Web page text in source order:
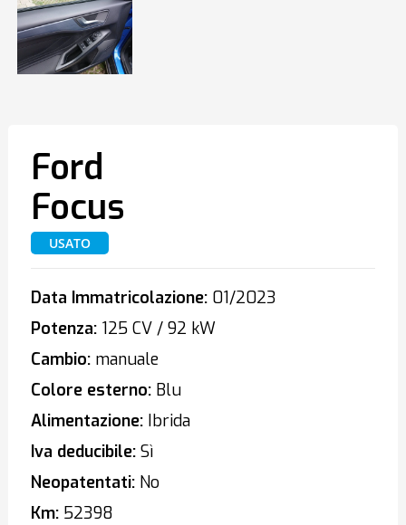
Ford
Focus
USATO
Data Immatricolazione:01/2023
Potenza:125 CV / 92 kW
Cambio:manuale
Colore esterno:Blu
Alimentazione:Ibrida
Iva deducibile:Sì
Neopatentati:No
Km:52398